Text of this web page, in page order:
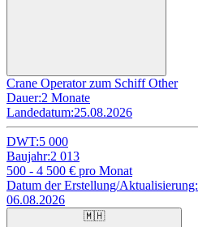
Crane Operator zum Schiff Other
Dauer:2 Monate
Landedatum:25.08.2026
DWT:5 000
Baujahr:2 013
500 - 4 500 € pro Monat
Datum der Erstellung/Aktualisierung:
06.08.2026
🇲🇭